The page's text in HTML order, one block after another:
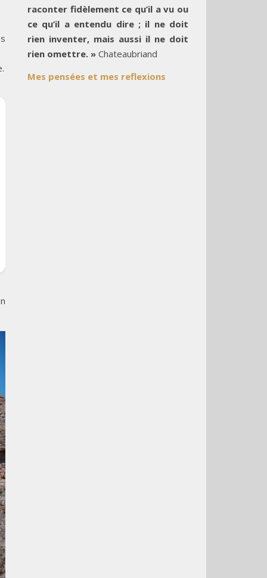
raconter fidèlement ce qu’il a vu ou
ce qu’il a entendu dire ; il ne doit
rien inventer, mais aussi il ne doit
rien omettre. » Chateaubriand
Mes pensées et mes reflexions